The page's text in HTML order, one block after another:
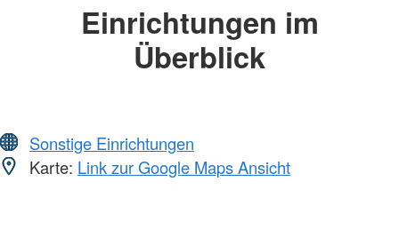
Einrichtungen im
Überblick
Sonstige Einrichtungen
Karte: Link zur Google Maps Ansicht